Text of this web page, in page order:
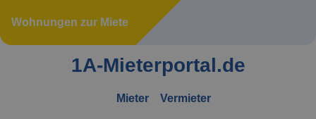
Wohnungen zur Miete
1A-Mieterportal.de
Mieter Vermieter